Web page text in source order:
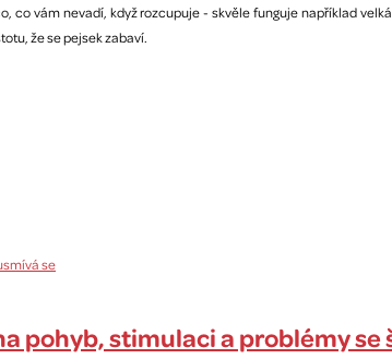
co vám nevadí, když rozcupuje - skvěle funguje například
že se pejsek zabaví.
pohyb, stimulaci a problémy se